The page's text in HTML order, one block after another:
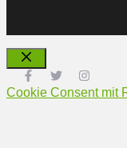
Schließen
Cookie Consent mit